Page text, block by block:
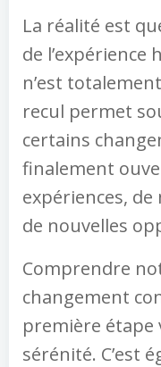
La réalité est
de
n’est
recul permet
certains
finalement
expériences,
de nouvelles
Comprendre
changement
première étape
sérénité. C’est